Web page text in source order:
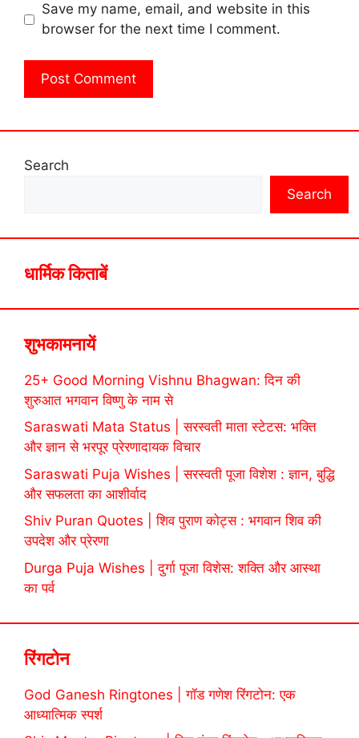
Save my name, email, and website in this
browser for the next time I comment.
Search
Search
धार्मिक किताबें
शुभकामनायें
25+ Good Morning Vishnu Bhagwan: दिन की
शुरुआत भगवान विष्णु के नाम से
Saraswati Mata Status | सरस्वती माता स्टेटस: भक्ति
और ज्ञान से भरपूर प्रेरणादायक विचार
Saraswati Puja Wishes | सरस्वती पूजा विशेश : ज्ञान, बुद्धि
और सफलता का आशीर्वाद
Shiv Puran Quotes | शिव पुराण कोट्स : भगवान शिव की
उपदेश और प्रेरणा
Durga Puja Wishes | दुर्गा पूजा विशेस: शक्ति और आस्था
का पर्व
रिंगटोन
God Ganesh Ringtones | गॉड गणेश रिंगटोन: एक
आध्यात्मिक स्पर्श